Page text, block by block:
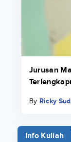
Jurusan
By Ricky
Info Kuliah